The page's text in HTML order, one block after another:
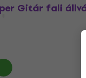
Gitár fali